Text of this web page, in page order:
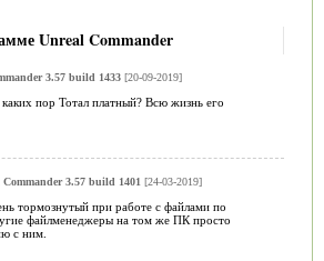
Unreal Commander
3.57 build 1433[20-09-2019]
пор Тотал платный? Всю жизнь его
Commander 3.57 build 1401[24-03-2019]
тормознутый при работе с файлами по
файлменеджеры на том же ПК просто
с ним.